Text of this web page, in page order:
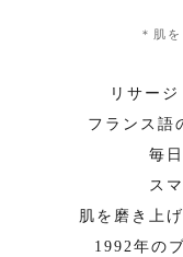
＊ 肌
リサー
フランス語
毎
ス
肌を磨き上
1992年の